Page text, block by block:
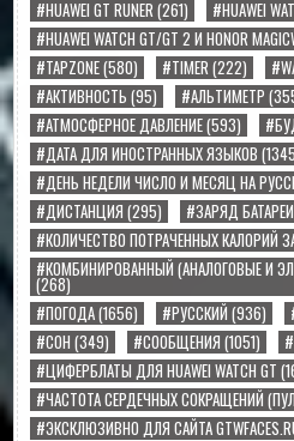
#HUAWEI GT RUNER (261) #HUAWEI
#HUAWEI WATCH GT/GT 2 И HONOR
#TAPZONE(580) #TIMER (222)
#АКТИВНОСТЬ (95) #АЛЬТИМЕТР
#АТМОСФЕРНОЕ ДАВЛЕНИЕ(593)
#ДАТА ДЛЯ ИНОСТРАННЫХ ЯЗЫКОВ
#ДЕНЬ НЕДЕЛИ ЧИСЛО И МЕСЯЦ НА
#ДИСТАНЦИЯ (295) #ЗАРЯД БАТАРЕИ
#КОЛИЧЕСТВО ПОТРАЧЕННЫХ КАЛОРИЙ
#КОМБИНИРОВАННЫЙ (АНАЛОГОВЫЕ И
(268)
#ПОГОДА(1656) #РУССКИЙ (936)
#СОН (349) #СООБЩЕНИЯ (1051)
#ЦИФЕРБЛАТЫ ДЛЯ HUAWEI WATCH GT
#ЧАСТОТА СЕРДЕЧНЫХ СОКРАЩЕНИЙ
#ЭКСКЛЮЗИВНО ДЛЯ САЙТА